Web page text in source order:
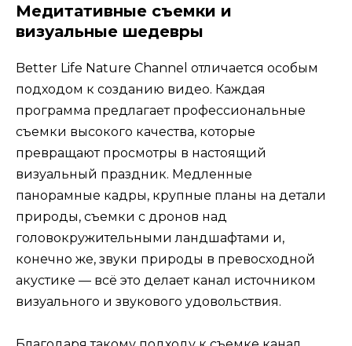
Медитативные съемки и
визуальные шедевры
Better Life Nature Channel отличается особым
подходом к созданию видео. Каждая
программа предлагает профессиональные
съемки высокого качества, которые
превращают просмотры в настоящий
визуальный праздник. Медленные
панорамные кадры, крупные планы на детали
природы, съемки с дронов над
головокружительными ландшафтами и,
конечно же, звуки природы в превосходной
акустике — всё это делает канал источником
визуального и звукового удовольствия.